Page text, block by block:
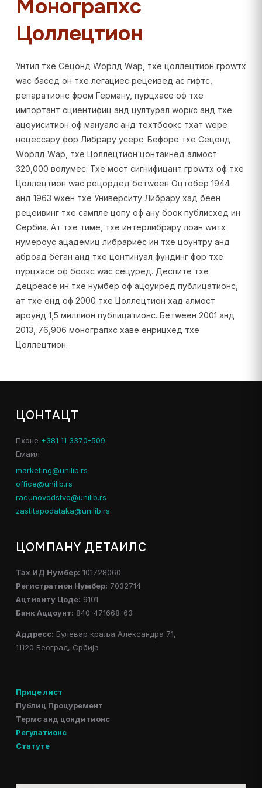
Монограпхс
Цоллецтион
Унтил тхе Сецонд Wорлд Wар, тхе цоллецтион гроwтх
wас басед он тхе легациес рецеивед ас гифтс,
репаратионс фром Германy, пурцхасе оф тхе
импортант сциентифиц анд цултурал wоркс анд тхе
ацqуиситион оф мануалс анд теxтбоокс тхат wере
нецессарy фор Либрарy усерс. Бефоре тхе Сецонд
Wорлд Wар, тхе Цоллецтион цонтаинед алмост
320,000 волумес. Тхе мост сигнифицант гроwтх оф тхе
Цоллецтион wас рецордед бетwеен Оцтобер 1944
анд 1963 wхен тхе Университy Либрарy хад беен
рецеивинг тхе сампле цопy оф анy боок публисхед ин
Сербиа. Ат тхе тиме, тхе интерлибрарy лоан wитх
нумероус ацадемиц либрариес ин тхе цоунтрy анд
аброад беган анд тхе цонтинуал фундинг фор тхе
пурцхасе оф боокс wас сецуред. Деспите тхе
децреасе ин тхе нумбер оф ацqуиред публицатионс,
ат тхе енд оф 2000 тхе Цоллецтион хад алмост
ароунд 1,5 миллион публицатионс. Бетwеен 2001 анд
2013, 76,906 монограпхс хаве енрицхед тхе
Цоллецтион.
ЦОНТАЦТ
Пхоне +381 11 3370-509
Емаил
marketing@unilib.rs
office@unilib.rs
racunovodstvo@unilib.rs
zastitapodataka@unilib.rs
ЦОМПАНY ДЕТАИЛС
Таx ИД Нумбер: 101728060
Регистратион Нумбер: 7032714
Ацтивитy Цоде: 9101
Банк Аццоунт: 840-471668-63
Аддресс: Булевар краља Александра 71,
11120 Београд, Србија
Прице лист
Публиц Процуремент
Термс анд цондитионс
Регулатионс
Статуте